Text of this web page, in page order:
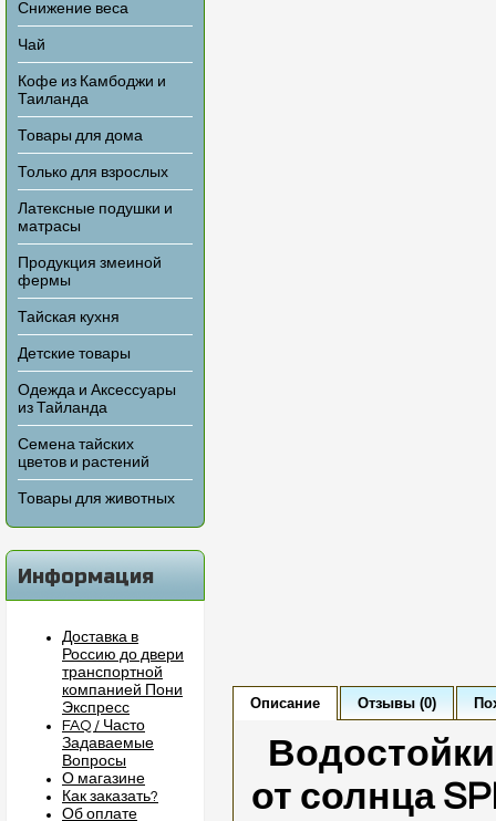
Снижение веса
Чай
Кофе из Камбоджи и
Таиланда
Товары для дома
Только для взрослых
Латексные подушки и
матрасы
Продукция змеиной
фермы
Тайская кухня
Детские товары
Одежда и Аксессуары
из Тайланда
Семена тайских
цветов и растений
Товары для животных
Информация
Доставка в
Россию до двери
транспортной
компанией Пони
Экспресс
FAQ / Часто
Задаваемые
Вопросы
О магазине
Как заказать?
Об оплате
Описание Отзывы (0)
от солнца